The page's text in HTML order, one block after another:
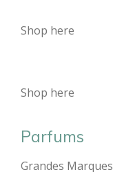
Shop here
Shop here
Parfums
Grandes Marques